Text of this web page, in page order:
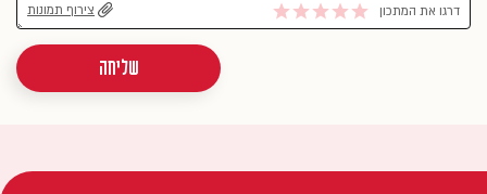
דרגו את המתכון צירוף תמונות
שליחה